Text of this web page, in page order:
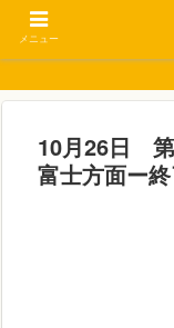
10月26日
富士方面ー
メニュー